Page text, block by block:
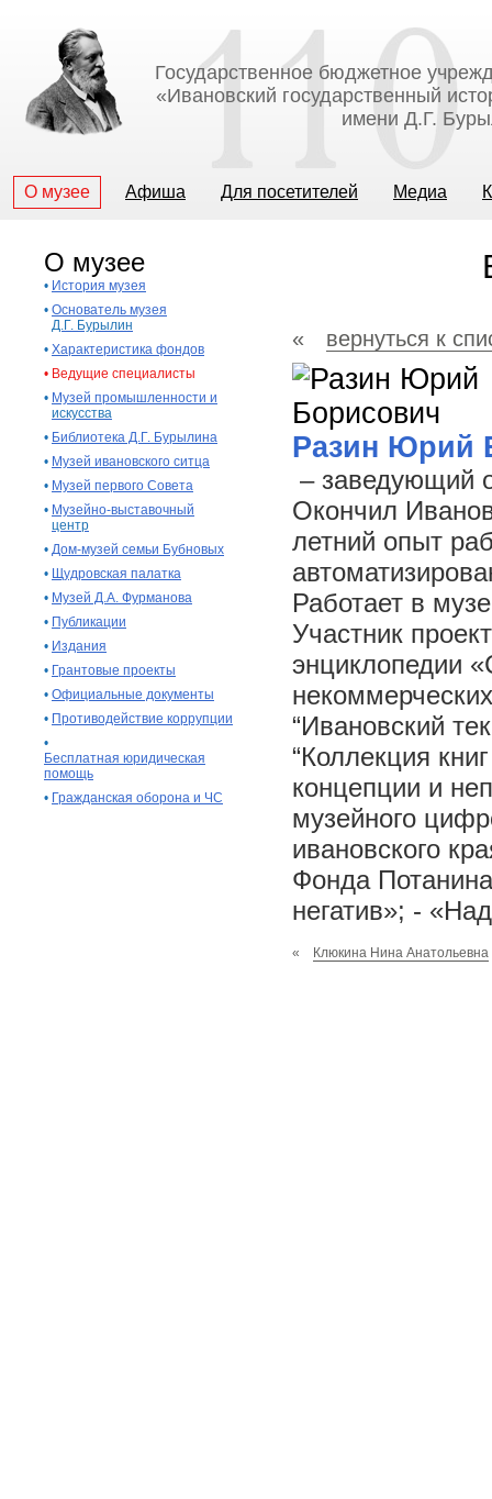
Государственное бюджетное
«Ивановский государственный
имени Д.Г.
О музее Афиша Для посетителей Медиа
О музее
• История музея
• Основатель музея
Д.Г. Бурылин
• Характеристика фондов
• Ведущие специалисты
• Музей промышленности и
искусства
• Библиотека Д.Г. Бурылина
• Музей ивановского ситца
• Музей первого Совета
• Музейно-выставочный
центр
• Дом-музей семьи Бубновых
• Щудровская палатка
• Музей Д.А. Фурманова
• Публикации
• Издания
• Грантовые проекты
• Официальные документы
• Противодействие коррупции
•
Бесплатная юридическая
помощь
• Гражданская оборона и ЧС
« вернуться к
Разин Юрий
– заведующий
Окончил
летний опыт
Работает в
Участник
энциклопедии
“Ивановский
“Коллекция
концепции и
музейного
ивановского
Фонда
негатив»; -
« Клюкина Нина Анатольевна